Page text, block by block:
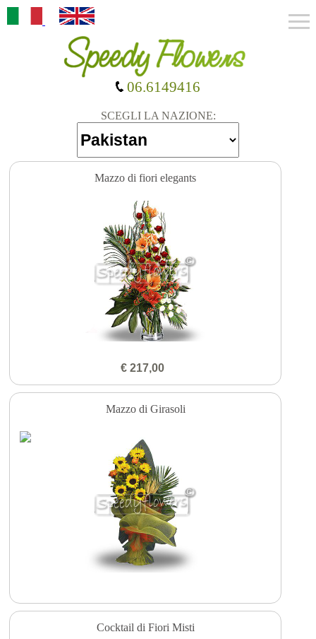
SCEGLI LA NAZIONE:
06.6149416
Mazzo di fiori elegants
€ 217,00
Mazzo di Girasoli
Cocktail di Fiori Misti